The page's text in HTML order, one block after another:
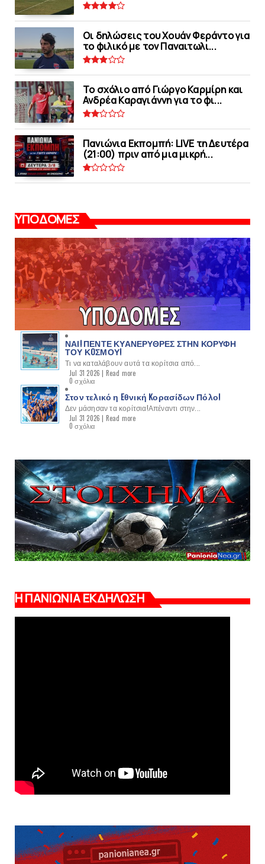
Οι δηλώσεις του Χουάν Φεράντο για
το φιλικό με τoν Παναιτωλι...
Το σχόλιο από Γιώργο Καρμίρη και
Ανδρέα Καραγιάννη για το φι...
Πανιώνια Εκπομπή: LIVE τη Δευτέρα
(21:00) πριν από μια μικρή...
ΥΠΟΔΟΜΕΣ
ΝΑΙ! ΠΕΝΤΕ ΚΥΑΝΕΡΥΘΡΕΣ ΣΤΗΝ ΚΟΡΥΦΗ
ΤΟΥ ΚOΣΜΟΥ!
Τι να καταλάβουν αυτά τα κορίτσια από...
Jul 31 2026 | Read more
0 σχόλια
Στον τελικό η Eθνική Kορασίδων Πόλο!
Δεν μάσησαν τα κορίτσια!Απέναντι στην...
Jul 31 2026 | Read more
0 σχόλια
Η ΠΑΝΙΩΝΙΑ ΕΚΔΗΛΩΣΗ